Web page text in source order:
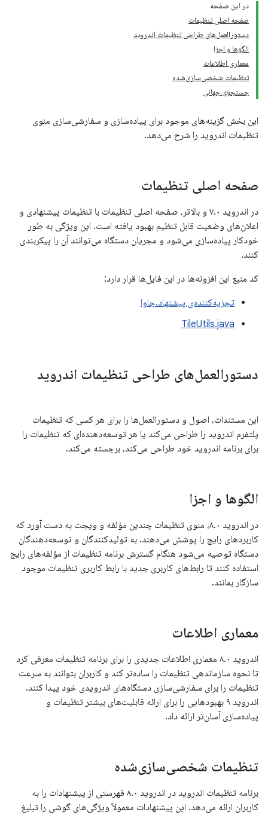
در این صفحه
صفحه اصلی تنظیمات
دستورالعمل‌های طراحی تنظیمات اندروید
الگوها و اجزا
معماری اطلاعات
تنظیمات شخصی‌سازی‌شده
جستجوی جهانی
این بخش گزینه‌های موجود برای پیاده‌سازی و سفارشی‌سازی منوی
تنظیمات اندروید را شرح می‌دهد.
صفحه اصلی تنظیمات
در اندروید ۷.۰ و بالاتر، صفحه اصلی تنظیمات با تنظیمات پیشنهادی و
اعلان‌های وضعیت قابل تنظیم بهبود یافته است. این ویژگی به طور
خودکار پیاده‌سازی می‌شود و مجریان دستگاه می‌توانند آن را پیکربندی
کنند.
کد منبع این افزونه‌ها در این فایل‌ها قرار دارد:
تجزیه‌کننده‌ی پیشنهاد.جاوا
TileUtils.java
دستورالعمل‌های طراحی تنظیمات اندروید
این مستندات، اصول و دستورالعمل‌ها را برای هر کسی که تنظیمات
پلتفرم اندروید را طراحی می‌کند یا هر توسعه‌دهنده‌ای که تنظیمات را
برای برنامه اندروید خود طراحی می‌کند، برجسته می‌کند.
الگوها و اجزا
در اندروید ۸.۰، منوی تنظیمات چندین مؤلفه و ویجت به دست آورد که
کاربردهای رایج را پوشش می‌دهند. به تولیدکنندگان و توسعه‌دهندگان
دستگاه توصیه می‌شود هنگام گسترش برنامه تنظیمات از مؤلفه‌های رایج
استفاده کنند تا رابط‌های کاربری جدید با رابط کاربری تنظیمات موجود
سازگار بمانند.
معماری اطلاعات
اندروید ۸.۰ معماری اطلاعات جدیدی را برای برنامه تنظیمات معرفی کرد
تا نحوه سازماندهی تنظیمات را ساده‌تر کند و کاربران بتوانند به سرعت
تنظیمات را برای سفارشی‌سازی دستگاه‌های اندرویدی خود پیدا کنند.
اندروید ۹ بهبودهایی را برای ارائه قابلیت‌های بیشتر تنظیمات و
پیاده‌سازی آسان‌تر ارائه داد.
تنظیمات شخصی‌سازی‌شده
برنامه تنظیمات اندروید در اندروید ۸.۰ فهرستی از پیشنهادات را به
کاربران ارائه می‌دهد. این پیشنهادات معمولاً ویژگی‌های گوشی را تبلیغ